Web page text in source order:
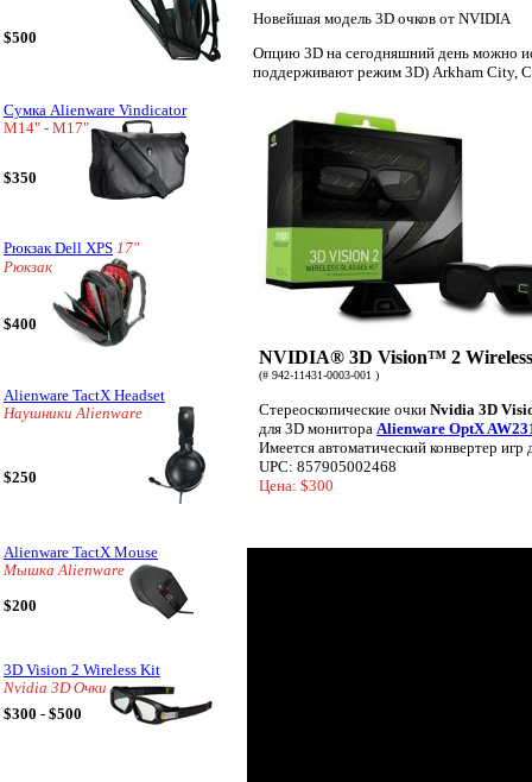
$500
Сумка Alienware Vindicator
M14" - M17"
$350
Рюкзак Dell XPS 17"
Рюкзак
$400
Alienware TactX Headset
Наушники Alienware
$250
Alienware TactX Mouse
Мышка Alienware
$200
3D Vision 2 Wireless Kit
Nvidia 3D Очки
$300 - $500
Новейшая модель 3D очков от NVIDIA
Опцию 3D на сегодняшний день можно
поддерживают режим 3D) Arkham City,
NVIDIA® 3D Vision™ 2 Wireless
(# 942-11431-0003-001 )
Стереоскопические очки Nvidia 3D
для 3D монитора Alienware OptX
Имеется автоматический конвертер
UPC: 857905002468
Цена: $300